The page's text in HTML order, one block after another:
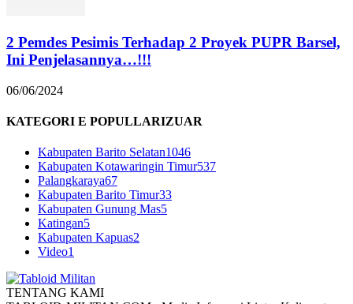
2 Pemdes Pesimis Terhadap 2 Proyek PUPR Barsel,
Ini Penjelasannya…!!!
06/06/2024
KATEGORI E POPULLARIZUAR
Kabupaten Barito Selatan1046
Kabupaten Kotawaringin Timur537
Palangkaraya67
Kabupaten Barito Timur33
Kabupaten Gunung Mas5
Katingan5
Kabupaten Kapuas2
Video1
TENTANG KAMI